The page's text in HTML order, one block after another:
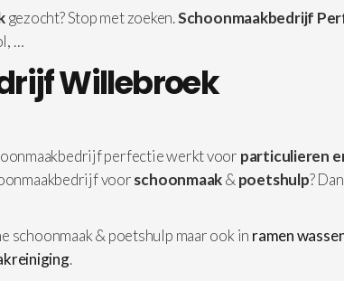
gezocht? Stop met zoeken.Schoonmaakbedrijf
…
Willebroek
perfectie werkt voor particulieren
voorschoonmaak& poetshulp?
schoonmaak & poetshulp maar ook in ramen
.